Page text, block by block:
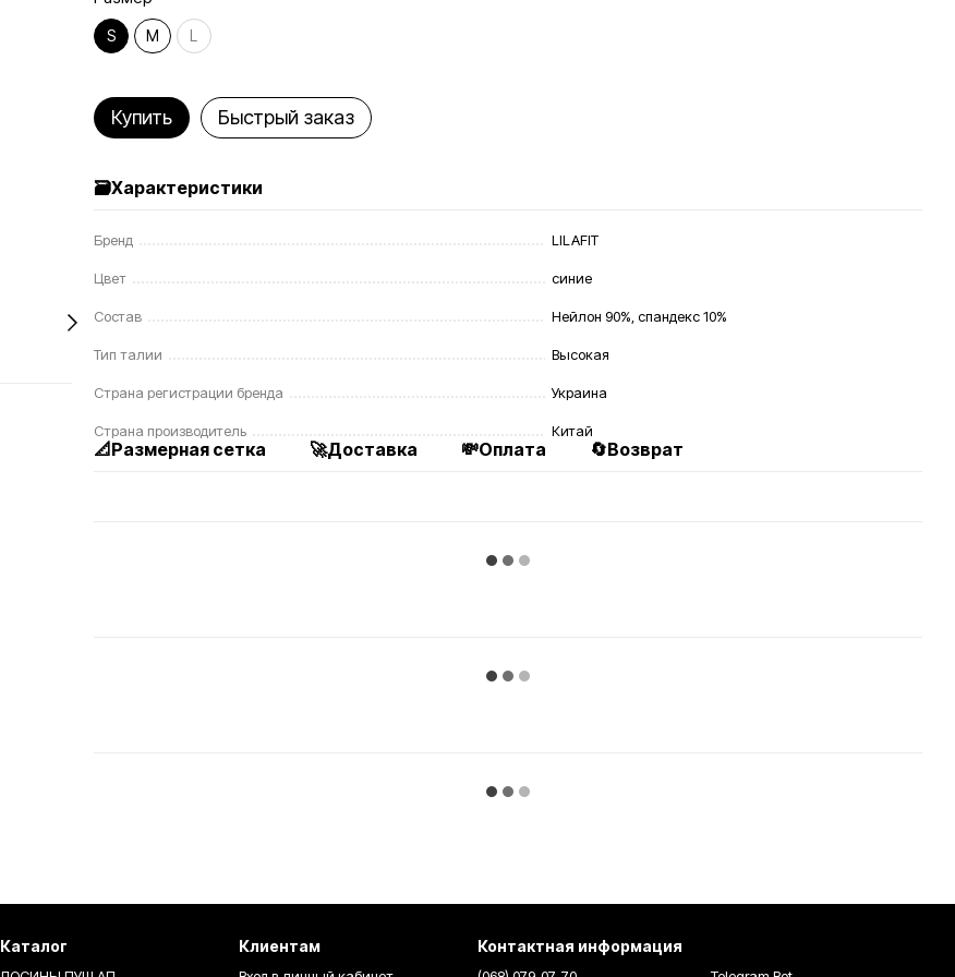
S M L
Купить Быстрый заказ
🗃️Характеристики
Бренд LILAFIT
Цвет синие
Состав Нейлон 90%, спандекс 10%
Тип талии Высокая
Страна регистрации бренда Украина
Страна производитель Китай
📐Размерная сетка 🚀Доставка 💸Оплата 🔄Возврат
Каталог Клиентам Контактная информация